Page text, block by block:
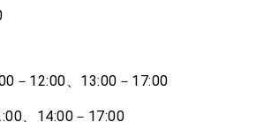
－12:00、13:00－17:00
、14:00－17:00